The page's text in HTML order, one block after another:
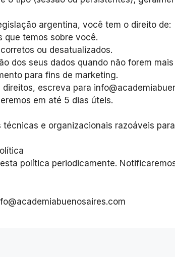
argentina, você tem o direito de:
que temos sobre você.
ou desatualizados.
dos seus dados quando não forem
para fins de marketing.
direitos, escreva para
em até 5 dias úteis.
técnicas e organizacionais razoáveis
política periodicamente.